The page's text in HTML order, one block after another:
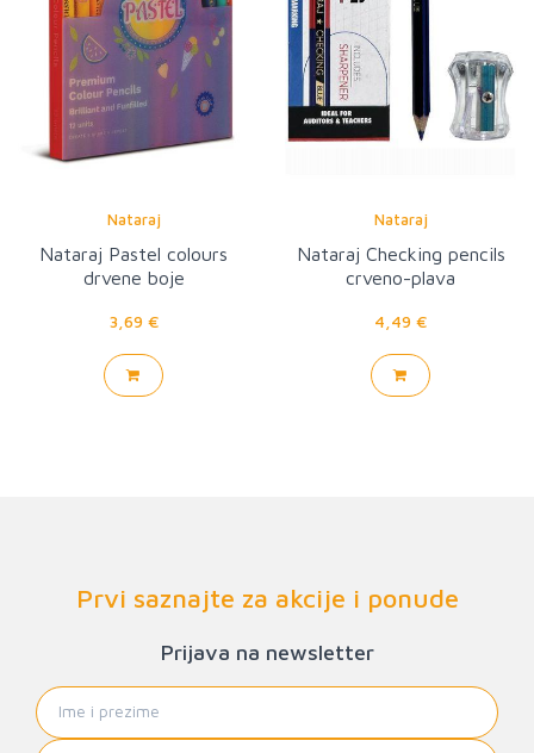
Nataraj
Nataraj Pastel colours
drvene boje
3,69 €
Nataraj
Nataraj Checking pencils
crveno-plava
4,49 €
Prvi saznajte za akcije i ponude
Prijava na newsletter